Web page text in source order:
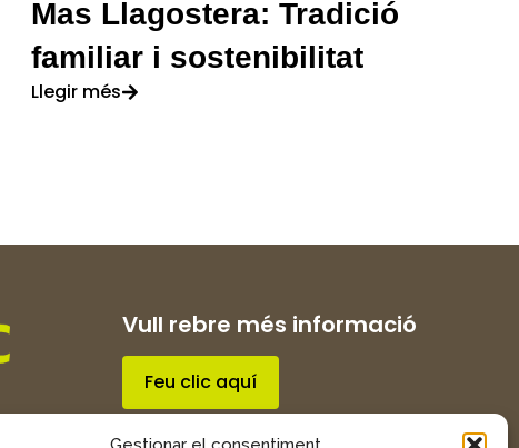
Mas Llagostera: Tradició
familiar i sostenibilitat
Llegir més
Vull rebre més informació
Feu clic aquí